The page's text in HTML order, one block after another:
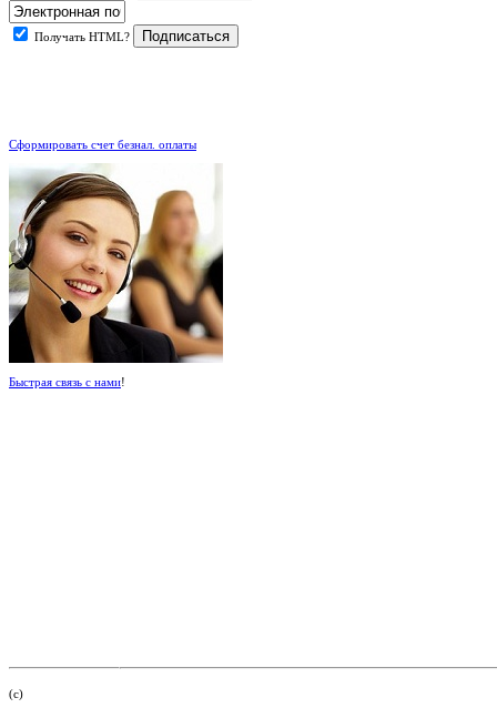
Получать HTML?
Сформировать счет безнал. оплаты
Быстрая связь с нами!
(c)